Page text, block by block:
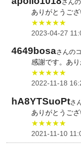
さん
ありがとうご
★★★★★
2023-04-27
4649bosaさんの
感謝です。あ
★★★★★
2022-11-18
hA8YTSuoPtさ
ありがとうご
★★★★★
2021-11-10